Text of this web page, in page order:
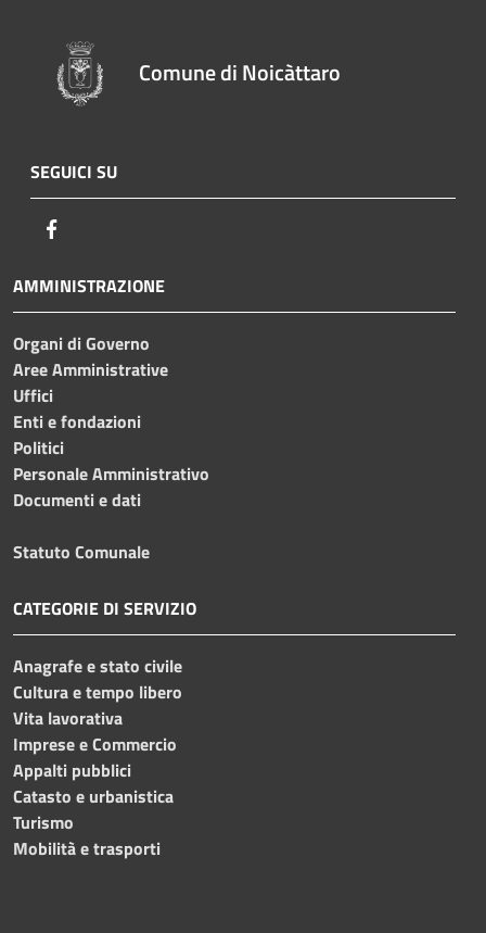
Comune di Noicàttaro
SEGUICI SU
AMMINISTRAZIONE
Organi di Governo
Aree Amministrative
Uffici
Enti e fondazioni
Politici
Personale Amministrativo
Documenti e dati
Statuto Comunale
CATEGORIE DI SERVIZIO
Anagrafe e stato civile
Cultura e tempo libero
Vita lavorativa
Imprese e Commercio
Appalti pubblici
Catasto e urbanistica
Turismo
Mobilità e trasporti